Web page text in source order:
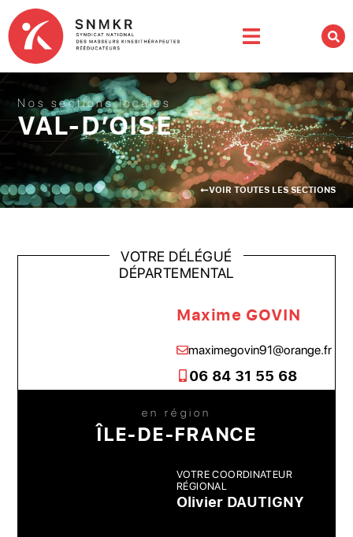
Nos sections locales
VAL-D’OISE
VOIR TOUTES LES SECTIONS
VOTRE DÉLÉGUÉ
DÉPARTEMENTAL
Maxime GOVIN
maximegovin91@orange.fr
06 84 31 55 68
en région
ÎLE-DE-FRANCE
VOTRE COORDINATEUR
RÉGIONAL
Olivier DAUTIGNY